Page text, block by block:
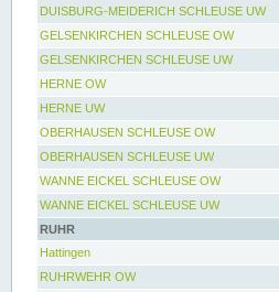
DUISBURG-MEIDERICH SCHLEUSE UW
GELSENKIRCHEN SCHLEUSE OW
GELSENKIRCHEN SCHLEUSE UW
HERNE OW
HERNE UW
OBERHAUSEN SCHLEUSE OW
OBERHAUSEN SCHLEUSE UW
WANNE EICKEL SCHLEUSE OW
WANNE EICKEL SCHLEUSE UW
RUHR
Hattingen
RUHRWEHR OW